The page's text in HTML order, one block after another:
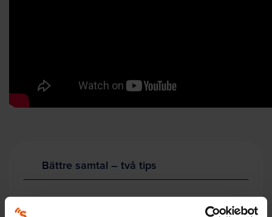
Bättre samtal – två tips
lär ut och hjälper er träna på fem